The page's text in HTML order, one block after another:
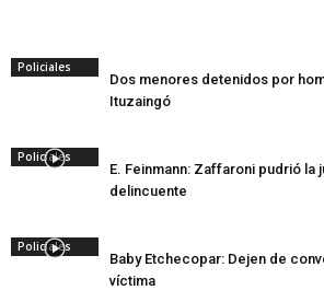
Policiales
Dos menores detenidos por
Ituzaingó
Policiales
E. Feinmann: Zaffaroni pudrió la
delincuente
Policiales
Baby Etchecopar: Dejen de
víctima